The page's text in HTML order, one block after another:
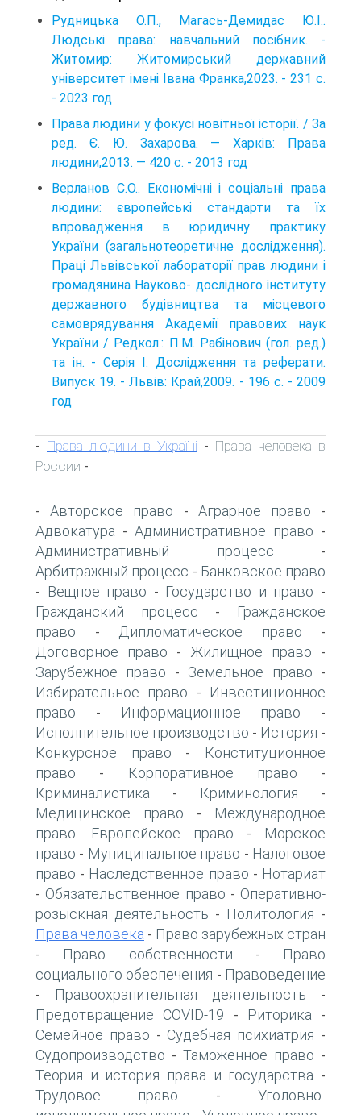
Рудницька О.П., Магась-Демидас Ю.І..
Людські права: навчальний посібник. -
Житомир: Житомирський державний
університет імені Івана Франка,2023. - 231 с.
- 2023 год
Права людини у фокусі новітньої історії. / За
ред. Є. Ю. Захарова. — Харків: Права
людини,2013. — 420 с. - 2013 год
Верланов С.О.. Економічні і соціальні права
людини: європейські стандарти та їх
впровадження в юридичну практику
України (загально­теоретичне дослідження).
Праці Львівської лабораторії прав людини і
громадянина Науково- дослідного інституту
державного будівництва та місцевого
самоврядування Академії правових наук
України / Редкол.: П.М. Рабінович (гол. ред.)
та ін. - Серія І. Дослідження та реферати.
Випуск 19. - Львів: Край,2009. - 196 с. - 2009
год
- Права людини в Україні - Права человека в
России -
-Авторское право - Аграрное право -
Адвокатура - Административное право -
Административный процесс -
Арбитражный процесс - Банковское право
- Вещное право - Государство и право -
Гражданский процесс -
Гражданское
право - Дипломатическое право -
Договорное право - Жилищное право -
Зарубежное право - Земельное право -
Избирательное право -
Инвестиционное
право - Информационное право -
Исполнительное производство - История -
Конкурсное право -
Конституционное
право - Корпоративное право -
Криминалистика - Криминология -
Медицинское право -
Международное
право. Европейское право -
Морское
право - Муниципальное право - Налоговое
право - Наследственное право - Нотариат
- Обязательственное право - Оперативно-
розыскная деятельность - Политология -
Права человека - Право зарубежных стран
- Право собственности -
Право
социального обеспечения - Правоведение
- Правоохранительная деятельность -
Предотвращение COVID-19 - Риторика -
Семейное право - Судебная психиатрия -
Судопроизводство - Таможенное право -
Теория и история права и государства -
Трудовое право -Уголовно-